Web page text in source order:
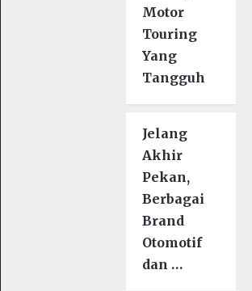
Motor
Touring
Yang
Tangguh
Jelang
Akhir
Pekan,
Berbagai
Brand
Otomotif
dan …